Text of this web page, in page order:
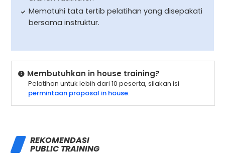
Mematuhi tata tertib pelatihan yang disepakati
bersama instruktur.
Membutuhkan in house training?
Pelatihan untuk lebih dari 10 peserta, silakan isi
permintaan proposal in house.
REKOMENDASI
PUBLIC TRAINING